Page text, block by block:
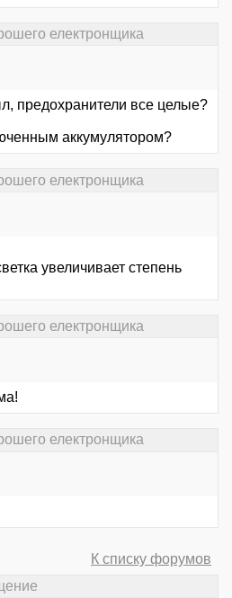
електронщика
предохранители все целые?
аккумулятором?
електронщика
увеличивает степень
електронщика
електронщика
К списку форумов